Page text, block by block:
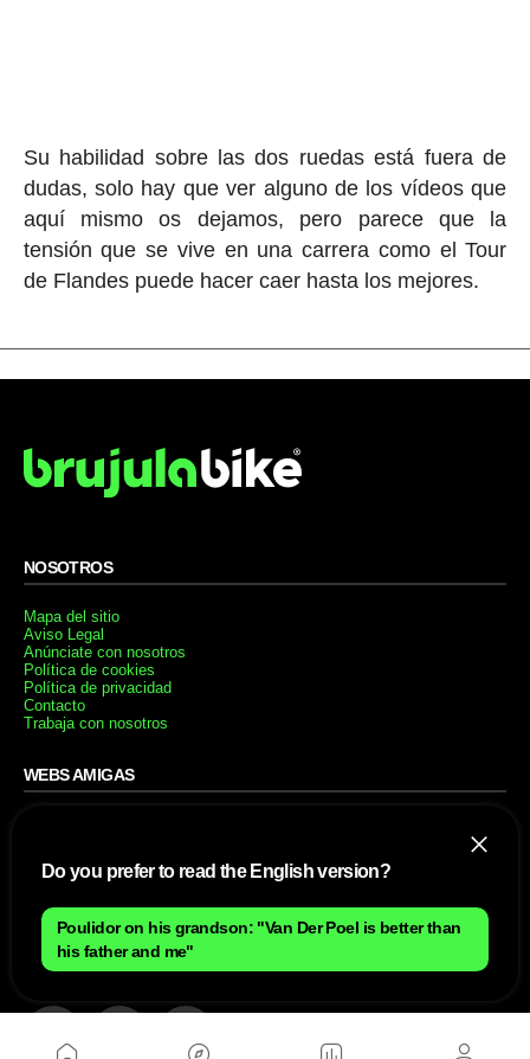
Su habilidad sobre las dos ruedas está fuera de
dudas, solo hay que ver alguno de los vídeos que
aquí mismo os dejamos, pero parece que la
tensión que se vive en una carrera como el Tour
de Flandes puede hacer caer hasta los mejores.
NOSOTROS
Mapa del sitio
Aviso Legal
Anúnciate con nosotros
Política de cookies
Política de privacidad
Contacto
Trabaja con nosotros
WEBS AMIGAS
SÍGUENOS
Suscríbete a nuestro newsletter
Enviar
Do you prefer to read the English version?
Poulidor on his grandson: "Van Der Poel is better than
his father and me"